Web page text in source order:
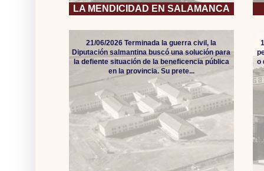
LA MENDICIDAD EN SALAMANCA
21/06/2026 Terminada la guerra civil, la
Diputación salmantina buscó una solución para
la defiente situación de la beneficencia pública
en la provincia. Su prete...
o